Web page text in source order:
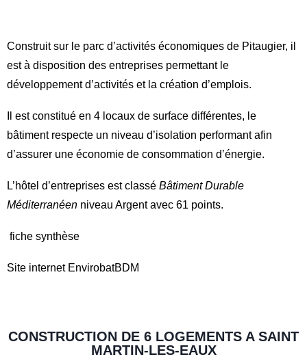
Construit sur le parc d’activités économiques de Pitaugier, il
est à disposition des entreprises permettant le
développement d’activités et la création d’emplois.
Il est constitué en 4 locaux de surface différentes, le
bâtiment respecte un niveau d’isolation performant afin
d’assurer une économie de consommation d’énergie.
L’hôtel d’entreprises est classé Bâtiment Durable
Méditerranéen niveau Argent avec 61 points.
fiche synthèse
Site internet EnvirobatBDM
CONSTRUCTION DE 6 LOGEMENTS A SAINT
MARTIN-LES-EAUX